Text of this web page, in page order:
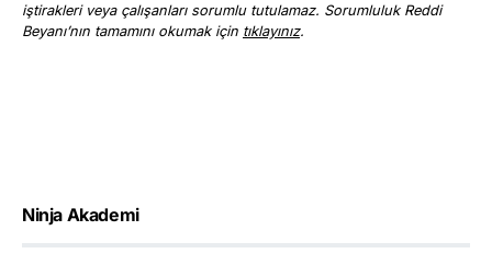
iştirakleri veya çalışanları sorumlu tutulamaz. Sorumluluk Reddi
Beyanı’nın tamamını okumak için tıklayınız.
Ninja Akademi